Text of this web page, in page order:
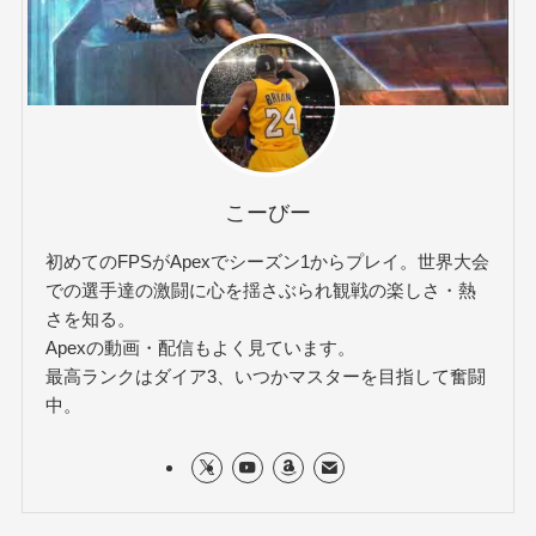
こーびー
初めてのFPSがApexでシーズン1からプレイ。世界大会
での選手達の激闘に心を揺さぶられ観戦の楽しさ・熱
さを知る。
Apexの動画・配信もよく見ています。
最高ランクはダイア3、いつかマスターを目指して奮闘
中。